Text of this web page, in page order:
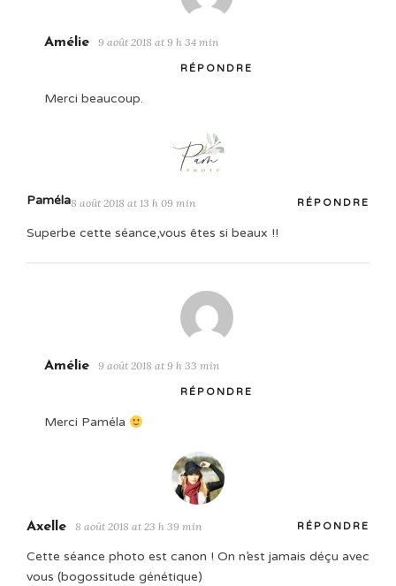
Amélie 9 août 2018 at 9 h 34 min
RÉPONDRE
Merci beaucoup.
Paméla8 août 2018 at 13 h 09 min RÉPONDRE
Superbe cette séance,vous êtes si beaux !!
Amélie 9 août 2018 at 9 h 33 min
RÉPONDRE
Merci Paméla
Axelle 8 août 2018 at 23 h 39 min RÉPONDRE
Cette séance photo est canon ! On n’est jamais déçu avec
vous (bogossitude génétique)